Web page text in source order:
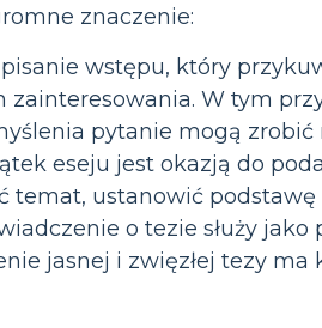
znaczenie:
wstępu, który
W tym
pytanie mogą zrobić
eseju jest okazją do
ustanowić
o tezie służy
jasnej i zwięzłej tezy